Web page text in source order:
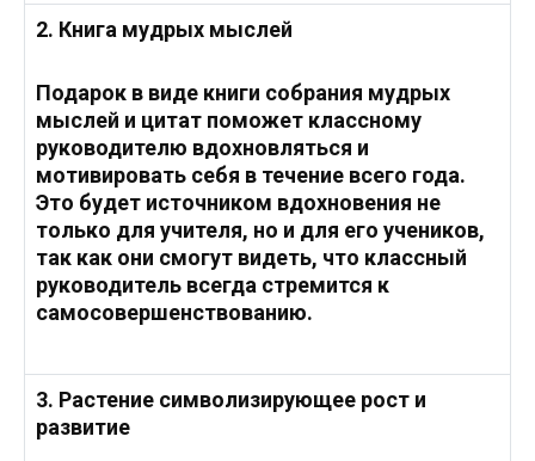
2. Книга мудрых мыслей
Подарок в виде книги собрания мудрых
мыслей и цитат поможет классному
руководителю вдохновляться и
мотивировать себя в течение всего года.
Это будет источником вдохновения не
только для учителя, но и для его учеников,
так как они смогут видеть, что классный
руководитель всегда стремится к
самосовершенствованию.
3. Растение символизирующее рост и
развитие